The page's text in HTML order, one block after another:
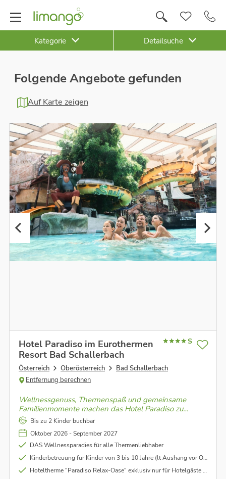
Kategorie Detailsuche
Folgende Angebote gefunden
Auf Karte zeigen
Hotel Paradiso im Eurothermen
Resort Bad Schallerbach
S
Österreich Oberösterreich
Bad Schallerbach
Entfernung berechnen
Wellnessgenuss, Thermenspaß und gemeinsame
Familienmomente machen das Hotel Paradiso zu
einem der beliebtesten Urlaubsziele für Groß und Klein
Bis zu 2 Kinder buchbar
Oktober 2026 - September 2027
DAS Wellnessparadies für alle Thermenliebhaber
Kinderbetreuung für Kinder von 3 bis 10 Jahre (lt Aushang vor Ort)
Hoteltherme "Paradiso Relax-Oase" exklusiv nur für Hotelgäste mit Indoor- und Thermal-Außenpool, Saunen, Dampfbäder uvm.